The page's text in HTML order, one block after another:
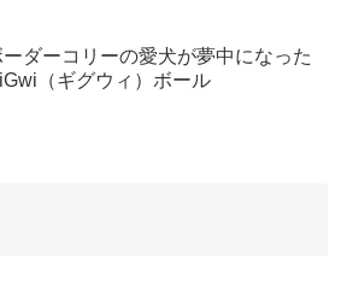
ーダーコリーの愛犬が夢中になった
（ギグウィ）ボール